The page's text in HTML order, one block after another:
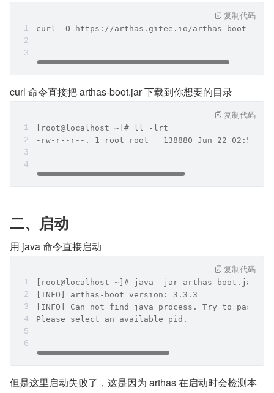
curl -O https://arthas.gitee.io/arthas-boot.jar
复制代码
curl 命令直接把 arthas-boot.jar 下载到你想要的目录
[root@localhost ~]# ll -lrt
-rw-r--r--. 1 root root   138880 Jun 22 02:55
复制代码
二、启动
用 java 命令直接启动
[root@localhost ~]# java -jar arthas-boot.jar
[INFO] arthas-boot version: 3.3.3
[INFO] Can not find java process. Try to pass
Please select an available pid.
复制代码
但是这里启动失败了，这是因为 arthas 在启动时会检测本